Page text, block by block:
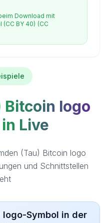
Download mit
(CC BY 40) (CC
Bitcoin logo
Live
(Tau) Bitcoin logo
und Schnittstellen
logo-Symbol in der